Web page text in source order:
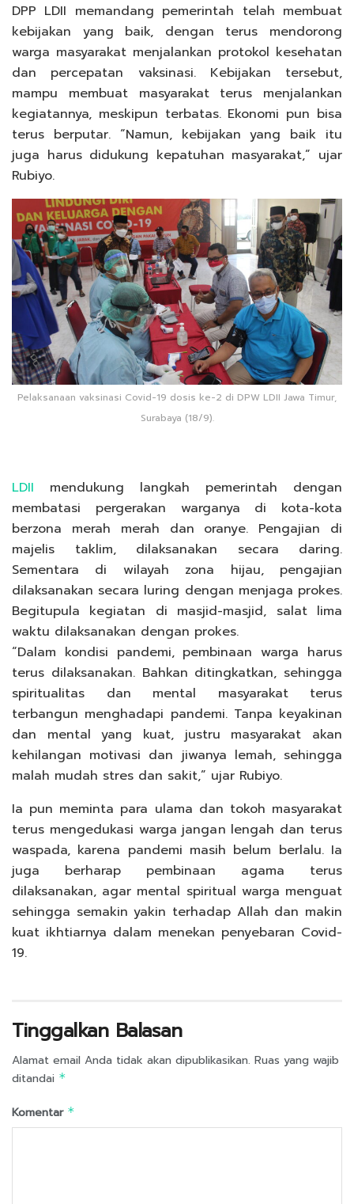
DPP LDII memandang pemerintah telah membuat
kebijakan yang baik, dengan terus mendorong
warga masyarakat menjalankan protokol kesehatan
dan percepatan vaksinasi. Kebijakan tersebut,
mampu membuat masyarakat terus menjalankan
kegiatannya, meskipun terbatas. Ekonomi pun bisa
terus berputar. “Namun, kebijakan yang baik itu
juga harus didukung kepatuhan masyarakat,” ujar
Rubiyo.
Pelaksanaan vaksinasi Covid-19 dosis ke-2 di DPW LDII Jawa Timur,
Surabaya (18/9).
LDII mendukung langkah pemerintah dengan
membatasi pergerakan warganya di kota-kota
berzona merah merah dan oranye. Pengajian di
majelis taklim, dilaksanakan secara daring.
Sementara di wilayah zona hijau, pengajian
dilaksanakan secara luring dengan menjaga prokes.
Begitupula kegiatan di masjid-masjid, salat lima
waktu dilaksanakan dengan prokes.
“Dalam kondisi pandemi, pembinaan warga harus
terus dilaksanakan. Bahkan ditingkatkan, sehingga
spiritualitas dan mental masyarakat terus
terbangun menghadapi pandemi. Tanpa keyakinan
dan mental yang kuat, justru masyarakat akan
kehilangan motivasi dan jiwanya lemah, sehingga
malah mudah stres dan sakit,” ujar Rubiyo.
Ia pun meminta para ulama dan tokoh masyarakat
terus mengedukasi warga jangan lengah dan terus
waspada, karena pandemi masih belum berlalu. Ia
juga berharap pembinaan agama terus
dilaksanakan, agar mental spiritual warga menguat
sehingga semakin yakin terhadap Allah dan makin
kuat ikhtiarnya dalam menekan penyebaran Covid-
19.
Tinggalkan Balasan
Alamat email Anda tidak akan dipublikasikan. Ruas yang wajib
ditandai *
Komentar *